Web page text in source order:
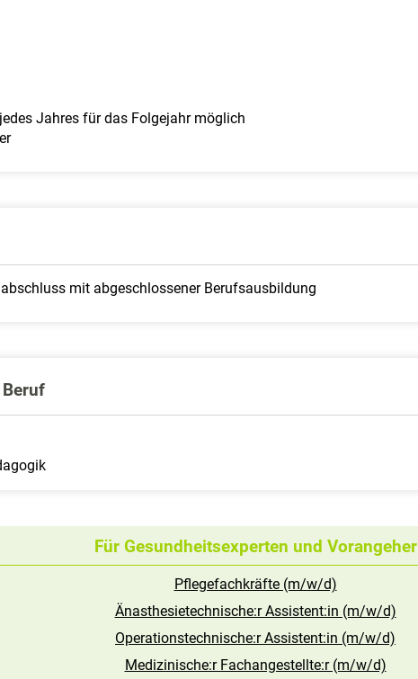
Jahres für das Folgejahr möglich
mit abgeschlossener Berufsausbildung
Für Gesundheitsexperten und Vorangeher
Pflegefachkräfte (m/w/d)
Änasthesietechnische:r Assistent:in (m/w/d)
Operationstechnische:r Assistent:in (m/w/d)
Medizinische:r Fachangestellte:r (m/w/d)